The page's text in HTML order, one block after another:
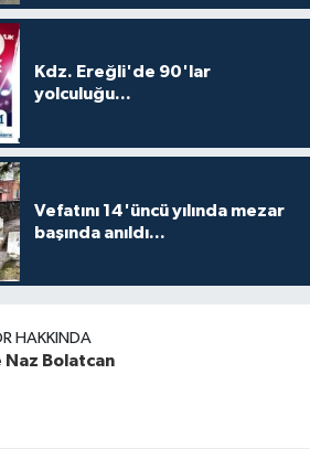
Kdz. Ereğli'de 90'lar
yolculuğu...
Vefatını 14'üncü yılında mezar
başında anıldı...
HAKKINDA
Naz Bolatcan